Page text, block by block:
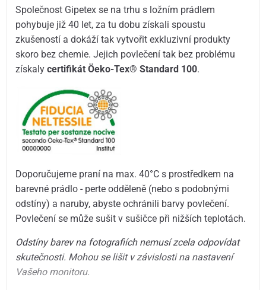
Společnost Gipetex se na trhu s ložním prádlem
pohybuje již 40 let, za tu dobu získali spoustu
zkušeností a dokáží tak vytvořit exkluzivní produkty
skoro bez chemie. Jejich povlečení tak bez problému
získalycertifikát Öeko-Tex® Standard 100.
Doporučujeme praní na max. 40°C s prostředkem na
barevné prádlo - perte odděleně (nebo s podobnými
odstíny) a naruby, abyste ochránili barvy povlečení.
Povlečení se může sušit v sušičce při nižších teplotách.
Odstíny barev na fotografiích nemusí zcela odpovídat
skutečnosti. Mohou se lišit v závislosti na nastavení
Vašeho monitoru.